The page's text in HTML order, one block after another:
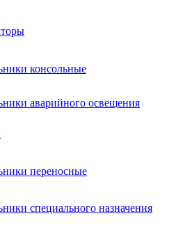
консольные
аварийного освещения
переносные
специального назначения